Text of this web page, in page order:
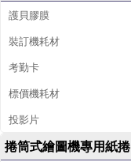
護貝膠膜
裝訂機耗材
考勤卡
標價機耗材
投影片
捲筒式繪圖機專用紙捲